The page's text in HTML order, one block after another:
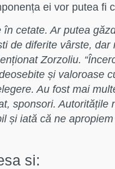
ei vor putea fi
în cetate. Ar putea
de diferite vârste, dar
Zorzoliu.
și valoroase
Au fost mai
sponsori. Autoritățile
și iată că ne apropiem
si: